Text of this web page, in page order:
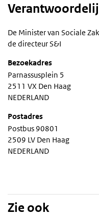
De Minister van Sociale
de directeur S&I
Bezoekadres
Parnassusplein 5
2511 VX Den Haag
NEDERLAND
Postadres
Postbus 90801
2509 LV Den Haag
NEDERLAND
Zie ook